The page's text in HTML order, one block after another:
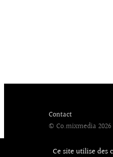
Contact
© Co.mixmedia 2026
Ce site utilise des